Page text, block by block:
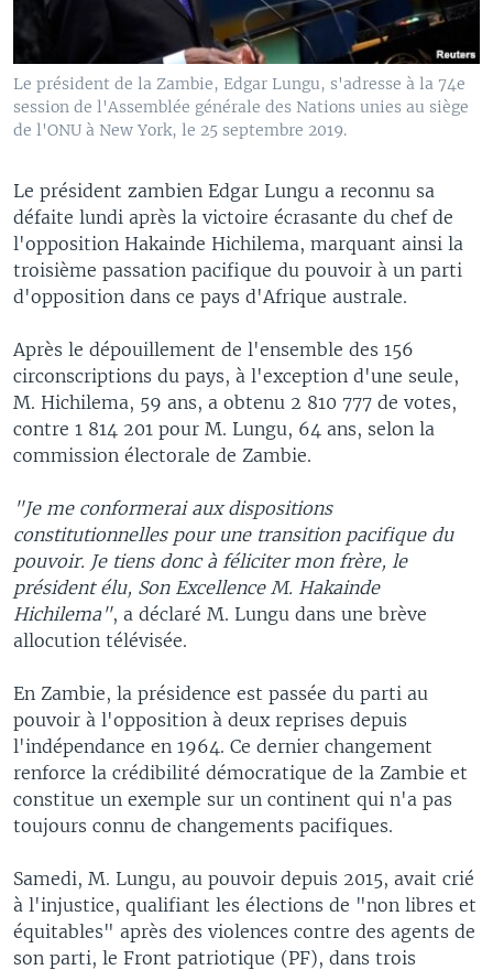
Le président de la Zambie, Edgar Lungu, s'adresse à la 74e
session de l'Assemblée générale des Nations unies au siège
de l'ONU à New York, le 25 septembre 2019.
Le président zambien Edgar Lungu a reconnu sa
défaite lundi après la victoire écrasante du chef de
l'opposition Hakainde Hichilema, marquant ainsi la
troisième passation pacifique du pouvoir à un parti
d'opposition dans ce pays d'Afrique australe.
Après le dépouillement de l'ensemble des 156
circonscriptions du pays, à l'exception d'une seule,
M. Hichilema, 59 ans, a obtenu 2 810 777 de votes,
contre 1 814 201 pour M. Lungu, 64 ans, selon la
commission électorale de Zambie.
"Je me conformerai aux dispositions
constitutionnelles pour une transition pacifique du
pouvoir. Je tiens donc à féliciter mon frère, le
président élu, Son Excellence M. Hakainde
Hichilema", a déclaré M. Lungu dans une brève
allocution télévisée.
En Zambie, la présidence est passée du parti au
pouvoir à l'opposition à deux reprises depuis
l'indépendance en 1964. Ce dernier changement
renforce la crédibilité démocratique de la Zambie et
constitue un exemple sur un continent qui n'a pas
toujours connu de changements pacifiques.
Samedi, M. Lungu, au pouvoir depuis 2015, avait crié
à l'injustice, qualifiant les élections de "non libres et
équitables" après des violences contre des agents de
son parti, le Front patriotique (PF), dans trois